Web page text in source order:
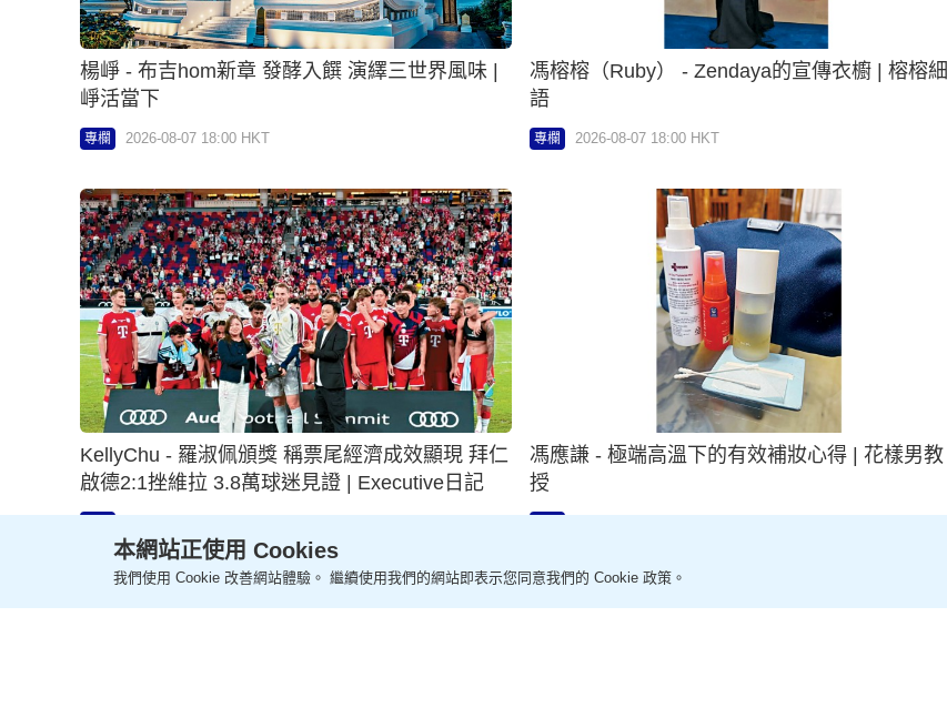
楊崢 - 布吉hom新章 發酵入饌 演繹三世界風味 |
崢活當下
專欄 2026-08-07 18:00 HKT
馮榕榕（Ruby） - Zendaya的宣傳衣櫥 | 榕榕細
語
專欄 2026-08-07 18:00 HKT
KellyChu - 羅淑佩頒獎 稱票尾經濟成效顯現 拜仁
啟德2:1挫維拉 3.8萬球迷見證 | Executive日記
馮應謙 - 極端高溫下的有效補妝心得 | 花樣男教
授
本網站正使用 Cookies
我們使用 Cookie 改善網站體驗。 繼續使用我們的網站即表示您同意我們的 Cookie 政策。